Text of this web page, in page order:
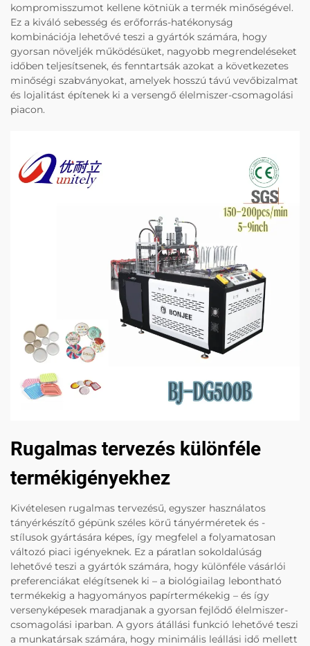
kompromisszumot kellene kötniük a termék minőségével.
Ez a kiváló sebesség és erőforrás-hatékonyság
kombinációja lehetővé teszi a gyártók számára, hogy
gyorsan növeljék működésüket, nagyobb megrendeléseket
időben teljesítsenek, és fenntartsák azokat a következetes
minőségi szabványokat, amelyek hosszú távú vevőbizalmat
és lojalitást építenek ki a versengő élelmiszer-csomagolási
piacon.
Rugalmas tervezés különféle
termékigényekhez
Kivételesen rugalmas tervezésű, egyszer használatos
tányérkészítő gépünk széles körű tányérméretek és -
stílusok gyártására képes, így megfelel a folyamatosan
változó piaci igényeknek. Ez a páratlan sokoldalúság
lehetővé teszi a gyártók számára, hogy különféle vásárlói
preferenciákat elégítsenek ki – a biológiailag lebontható
termékekig a hagyományos papírtermékekig – és így
versenyképesek maradjanak a gyorsan fejlődő élelmiszer-
csomagolási iparban. A gyors átállási funkció lehetővé teszi
a munkatársak számára, hogy minimális leállási idő mellett